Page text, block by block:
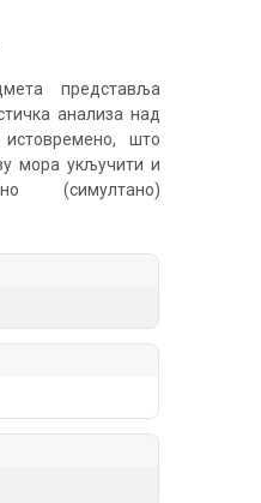
представља
анализа над
што
мора укључити и
(симултано)